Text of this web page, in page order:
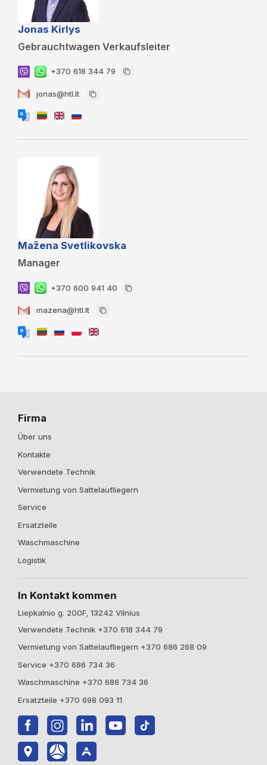
Jonas Kirlys
Gebrauchtwagen Verkaufsleiter
+370 618 344 79
jonas@htl.lt
Mažena Svetlikovska
Manager
+370 600 941 40
mazena@htl.lt
Firma
Über uns
Kontakte
Verwendete Technik
Vermietung von Sattelaufliegern
Service
Ersatzteile
Waschmaschine
Logistik
In Kontakt kommen
Liepkalnio g. 200F, 13242 Vilnius
Verwendete Technik +370 618 344 79
Vermietung von Sattelaufliegern +370 686 268 09
Service +370 686 734 36
Waschmaschine +370 686 734 36
Ersatzteile +370 698 093 11